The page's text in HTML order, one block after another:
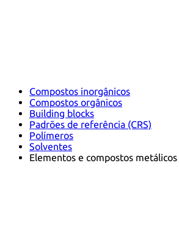
Compostos inorgânicos
Compostos orgânicos
Building blocks
Padrões de referência (CRS)
Polímeros
Solventes
Elementos e compostos metálicos